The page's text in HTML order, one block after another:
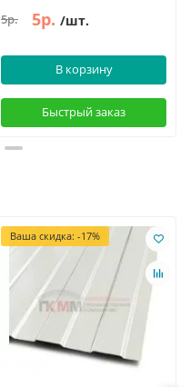
5р. 5р. /шт.
В корзину
Быстрый заказ
Ваша скидка: -17%